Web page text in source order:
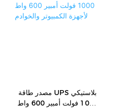
مصدر طاقة UPS بلاستيكي
1000 فولت أمبير 600 واط